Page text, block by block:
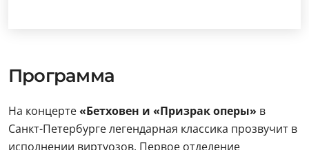
Программа
На концерте«Бетховен и «Призрак оперы» в
Санкт-Петербурге легендарная классика прозвучит в
исполнении виртуозов. Первое отделение